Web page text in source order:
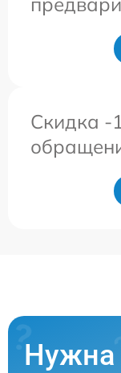
Скидка -
Нужна